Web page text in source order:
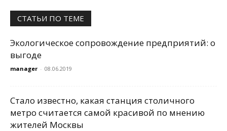
СТАТЬИ ПО ТЕМЕ
Экологическое сопровождение предприятий: о
выгоде
manager - 08.06.2019
Стало известно, какая станция столичного
метро считается самой красивой по мнению
жителей Москвы